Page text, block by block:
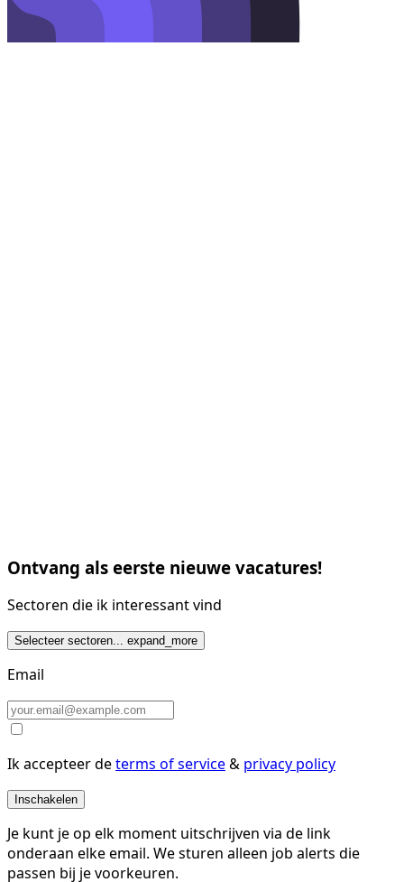
Ontvang als eerste nieuwe vacatures!
Sectoren die ik interessant vind
Selecteer sectoren... expand_more
Email
Ik accepteer determs of service& privacy policy
Inschakelen
Je kunt je op elk moment uitschrijven via de link
onderaan elke email. We sturen alleen job alerts die
passen bij je voorkeuren.